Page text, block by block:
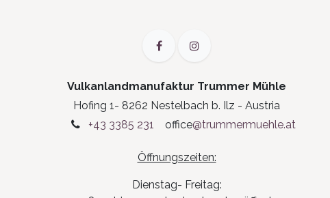
Vulkanlandmanufaktur Trummer Mühle
Hofing 1- 8262 Nestelbach b. Ilz - Austria
+43 3385 231
office@trummermuehle.at
Öffnungszeiten:
Dienstag- Freitag: